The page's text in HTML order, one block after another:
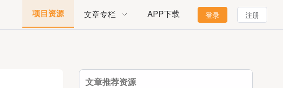
项目资源 文章专栏 APP下载 登录 注册
文章推荐资源